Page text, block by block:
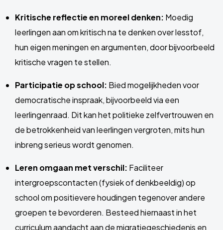
Kritische reflectie en moreel denken: Moedig
leerlingen aan om kritisch na te denken over lesstof,
hun eigen meningen en argumenten, door bijvoorbeeld
kritische vragen te stellen.
Participatie op school: Bied mogelijkheden voor
democratische inspraak, bijvoorbeeld via een
leerlingenraad. Dit kan het politieke zelfvertrouwen en
de betrokkenheid van leerlingen vergroten, mits hun
inbreng serieus wordt genomen.
Leren omgaan met verschil: Faciliteer
intergroepscontacten (fysiek of denkbeeldig) op
school om positievere houdingen tegenover andere
groepen te bevorderen. Besteed hiernaast in het
curriculum aandacht aan de migratiegeschiedenis en